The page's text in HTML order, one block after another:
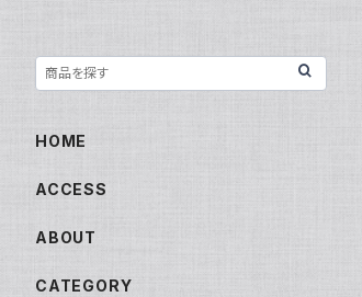
HOME
ACCESS
ABOUT
CATEGORY